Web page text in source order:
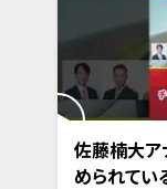
佐藤楠大ア
められてい